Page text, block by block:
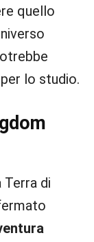
quello
lo studio.
di